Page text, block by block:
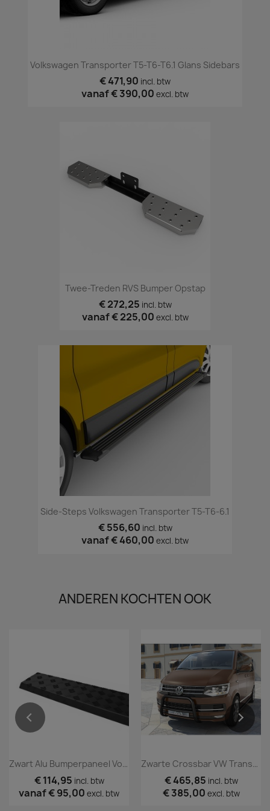
Volkswagen Transporter T5-T6-T6.1 Glans Sidebars
€ 471,90 incl. btw
vanaf€ 390,00 excl. btw
Twee-Treden RVS Bumper Opstap
€ 272,25 incl. btw
vanaf€ 225,00 excl. btw
Side-Steps Volkswagen Transporter T5-T6-6.1
€ 556,60 incl. btw
vanaf€ 460,00 excl. btw
ANDEREN KOCHTEN OOK
€ 114,95 incl. btw
vanaf€ 95,00 excl. btw
€ 465,85 incl. btw
€ 385,00 excl. btw